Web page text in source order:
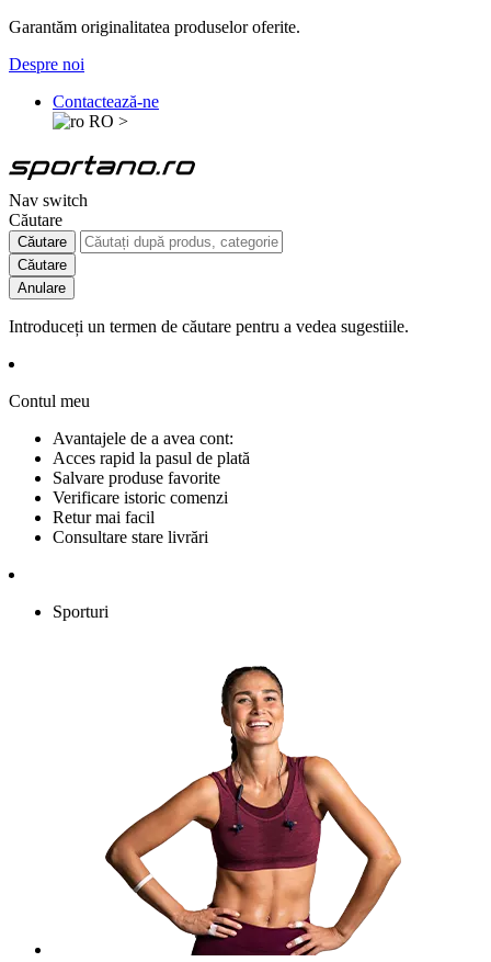
Garantăm originalitatea produselor oferite.
Despre noi
Contactează-ne
RO >
Nav switch
Căutare
Căutare
Căutare
Anulare
Introduceți un termen de căutare pentru a vedea sugestiile.
Contul meu
Avantajele de a avea cont:
Acces rapid la pasul de plată
Salvare produse favorite
Verificare istoric comenzi
Retur mai facil
Consultare stare livrări
Sporturi